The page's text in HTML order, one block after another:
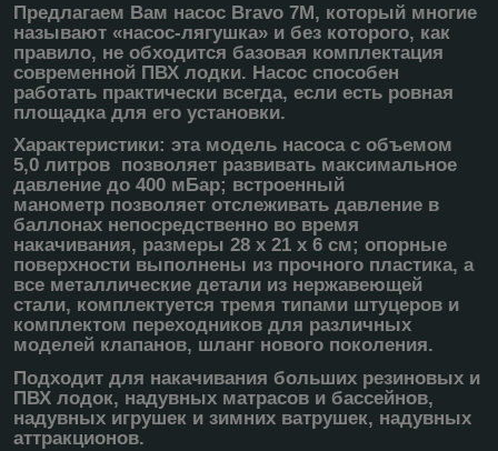
Предлагаем Вам насос Bravo 7М, который многие
называют «насос-лягушка» и без которого, как
правило, не обходится базовая комплектация
современной ПВХ лодки. Насос способен
работать практически всегда, если есть ровная
площадка для его установки.
Характеристики: эта модель насоса с объемом
5,0 литров позволяет развивать максимальное
давление до 400 мБар; встроенный
манометр позволяет отслеживать давление в
баллонах непосредственно во время
накачивания, размеры 28 х 21 х 6 см; опорные
поверхности выполнены из прочного пластика, а
все металлические детали из нержавеющей
стали, комплектуется тремя типами штуцеров и
комплектом переходников для различных
моделей клапанов, шланг нового поколения.
Подходит для накачивания больших резиновых и
ПВХ лодок, надувных матрасов и бассейнов,
надувных игрушек и зимних ватрушек, надувных
аттракционов.